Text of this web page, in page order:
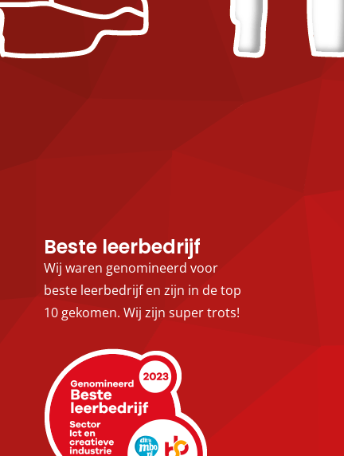
Beste leerbedrijf
Wij waren genomineerd voor
beste leerbedrijf en zijn in de top
10 gekomen. Wij zijn super trots!